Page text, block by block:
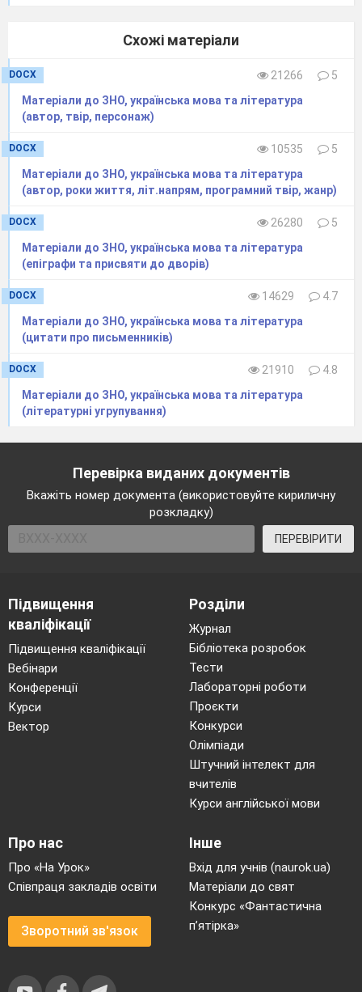
Схожі матеріали
DOCX 21266
5
Матеріали до ЗНО, українська мова та література
(автор, твір, персонаж)
DOCX 10535
5
Матеріали до ЗНО, українська мова та література
(автор, роки життя, літ.напрям, програмний твір, жанр)
DOCX 26280
5
Матеріали до ЗНО, українська мова та література
(епіграфи та присвяти до дворів)
DOCX 14629
4.7
Матеріали до ЗНО, українська мова та література
(цитати про письменників)
DOCX 21910
4.8
Матеріали до ЗНО, українська мова та література
(літературні угрупування)
Перевірка виданих документів
Вкажіть номер документа (використовуйте кириличну
розкладку)
ПЕРЕВІРИТИ
Підвищення
кваліфікації
Підвищення кваліфікації
Вебінари
Конференції
Курси
Вектор
Розділи
Журнал
Бібліотека розробок
Тести
Лабораторні роботи
Проєкти
Конкурси
Олімпіади
Штучний інтелект для
вчителів
Курси англійської мови
Про нас
Про «На Урок»
Співпраця закладів освіти
Зворотний зв'язок
Інше
Вхід для учнів (naurok.ua)
Матеріали до свят
Конкурс «Фантастична
п’ятірка»